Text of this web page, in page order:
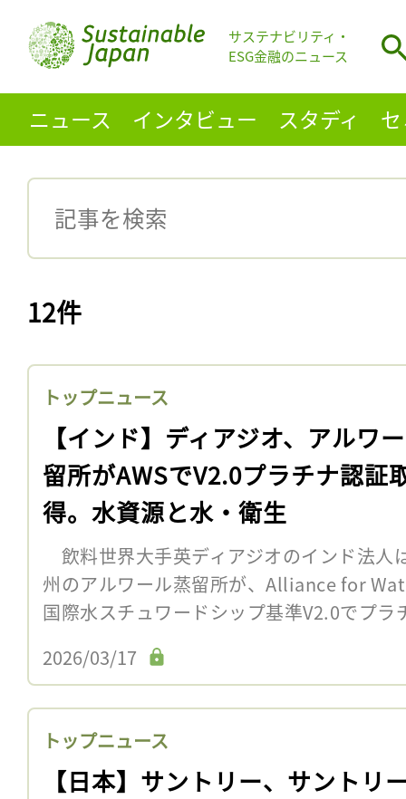
サステナビリティ・
ESG金融のニュース
ニュース インタビュー スタディ
12件
トップニュース
【インド】ディアジオ、アルワ
留所がAWSでV2.0プラチナ認証
得。水資源と水・衛生
飲料世界大手英ディアジオのインド法人
州のアルワール蒸留所が、Alliance for
国際水スチュワードシップ基準V2.0でプ
2026/03/17
トップニュース
【日本】サントリー、サントリ